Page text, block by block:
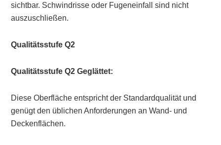
sichtbar. Schwindrisse oder Fugeneinfall sind nicht
auszuschließen.
Qualitätsstufe Q2
Qualitätsstufe Q2 Geglättet:
Diese Oberfläche entspricht der Standardqualität und
genügt den üblichen Anforderungen an Wand- und
Deckenflächen.